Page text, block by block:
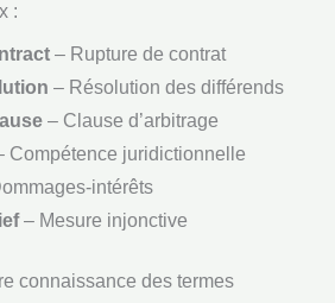
:
– Rupture de contrat
– Résolution des différends
– Clause d’arbitrage
Compétence juridictionnelle
intérêts
– Mesure injonctive
connaissance des termes